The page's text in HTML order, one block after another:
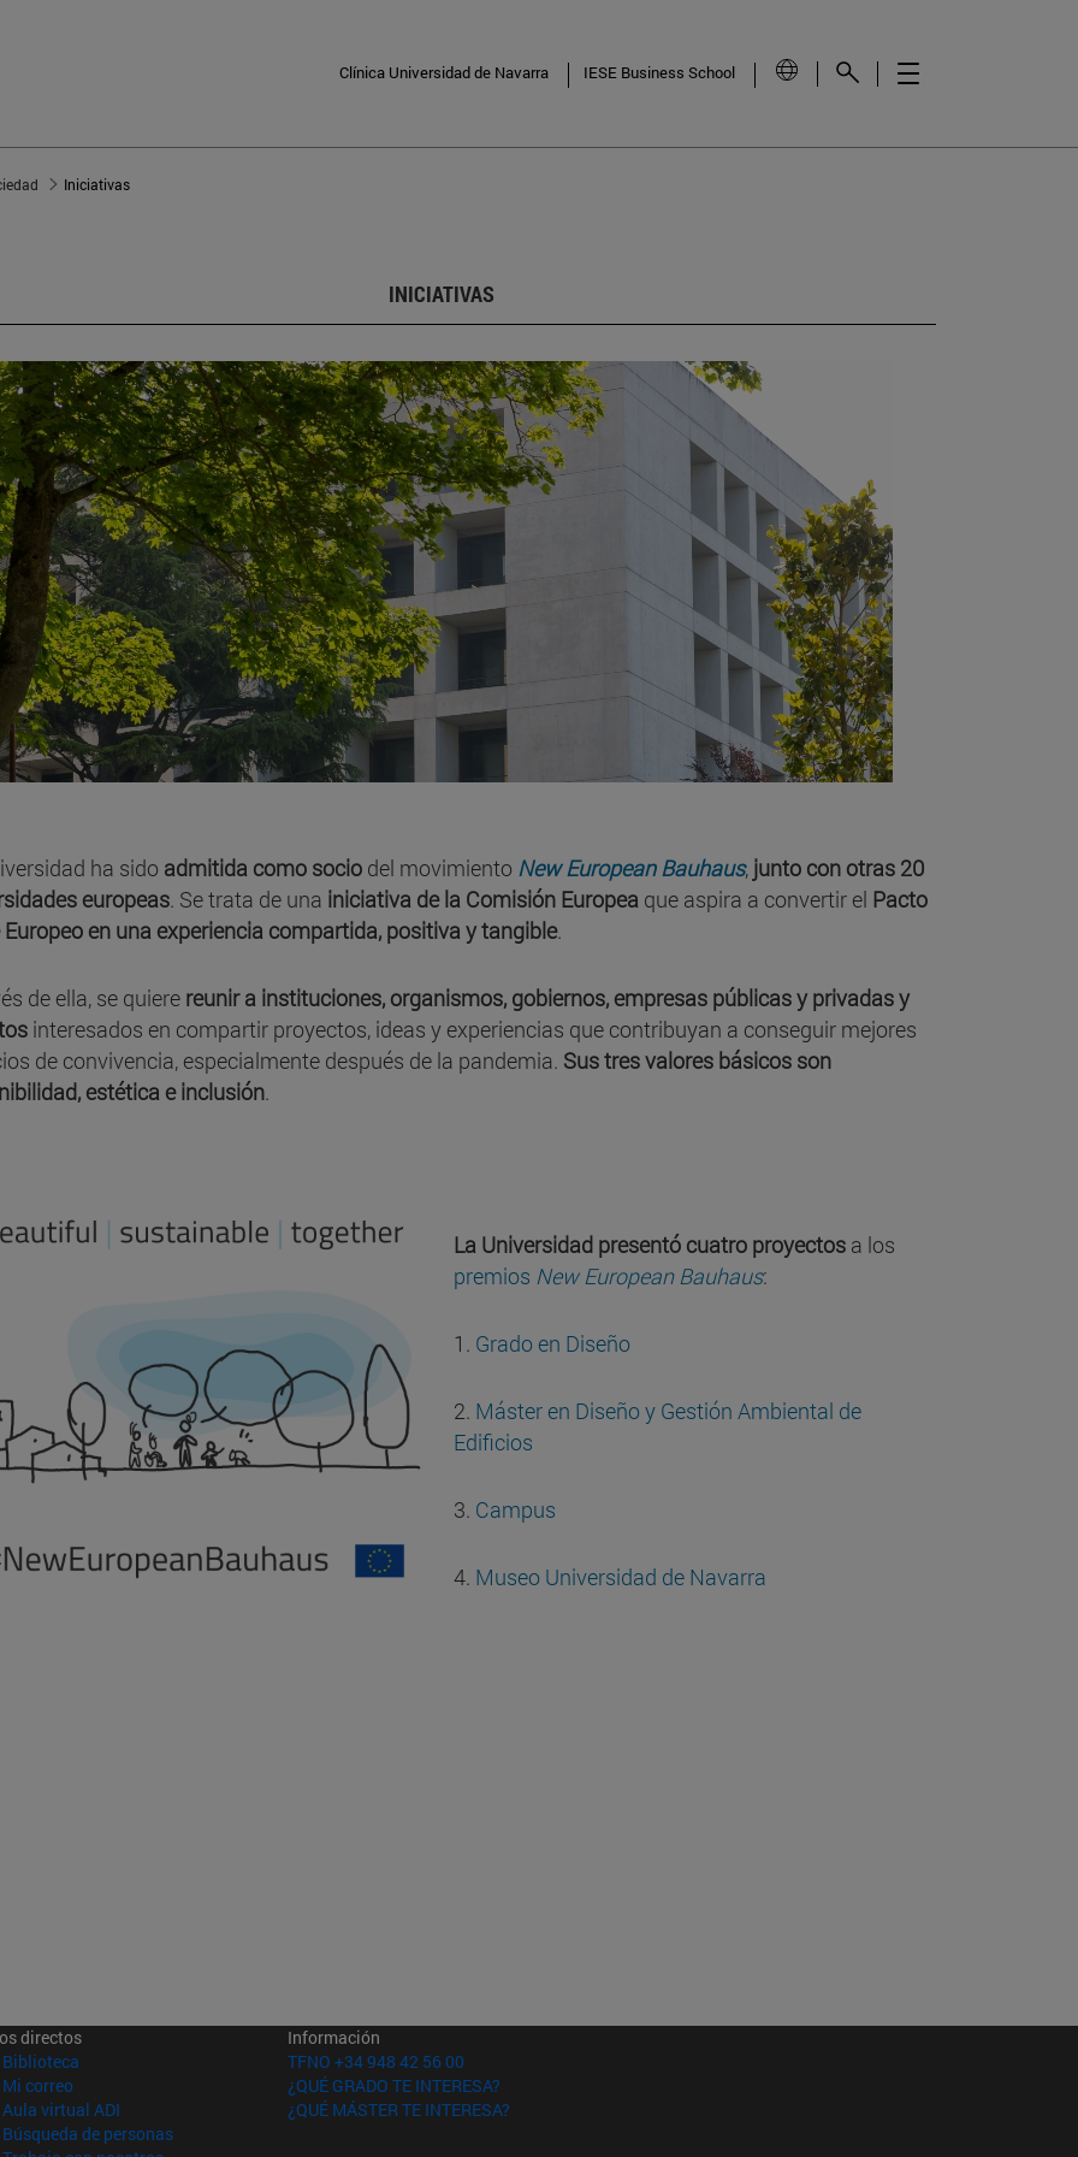
Clínica Universidad de Navarra IESE Business School
Iniciativas
INICIATIVAS
ha sido admitida como socio del movimiento New European Bauhaus, junto con otras 20
europeas. Se trata de una iniciativa de la Comisión Europea que aspira a convertir el Pacto
Europeo en una experiencia compartida, positiva y tangible.
de ella, se quiere reunir a instituciones, organismos, gobiernos, empresas públicas y privadas y
interesados en compartir proyectos, ideas y experiencias que contribuyan a conseguir mejores
de convivencia, especialmente después de la pandemia. Sus tres valores básicos son
estética e inclusión.
La Universidad presentó cuatro proyectos a los
premios New European Bauhaus:
1. Grado en Diseño
2. Máster en Diseño y Gestión Ambiental de
Edificios
3. Campus
4. Museo Universidad de Navarra
directos
Biblioteca(abre en nueva ventana)
Mi correo(abre en nueva ventana)
Aula virtual ADI(abre en nueva ventana)
Búsqueda de personas(abre en nueva ventana)
Información
TFNO +34 948 42 56 00
¿QUÉ GRADO TE INTERESA?
¿QUÉ MÁSTER TE INTERESA?